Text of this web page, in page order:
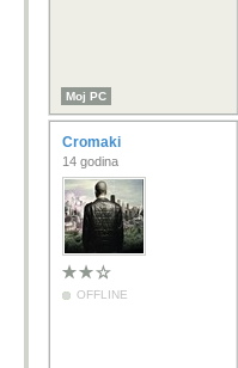
Moj PC
Cromaki
14 godina
OFFLINE